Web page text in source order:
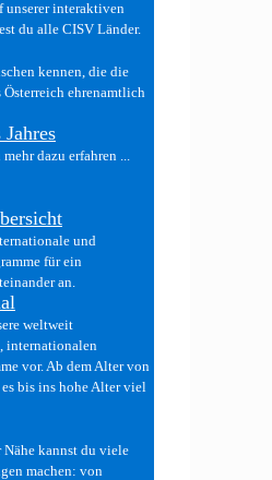
unserer interaktiven
du alle CISV Länder.
kennen, die die
ehrenamtlich
Jahres
dazu erfahren ...
und
für ein
an.
weltweit
internationalen
vor. Ab dem Alter von
bis ins hohe Alter viel
Nähe kannst du viele
machen: von